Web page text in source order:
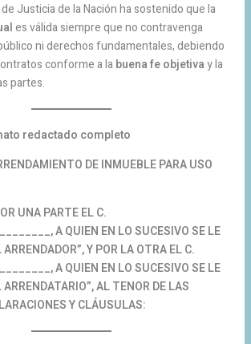
Justicia de la Nación ha sostenido que la
es válida siempre que no contravenga
ni derechos fundamentales, debiendo
conforme a labuena fe objetivay la
partes.
redactado completo
DE INMUEBLE PARA USO
UNA PARTE EL C.
A QUIEN EN LO SUCESIVO SE LE
Y POR LA OTRA EL C.
A QUIEN EN LO SUCESIVO SE LE
AL TENOR DE LAS
Y CLÁUSULAS: